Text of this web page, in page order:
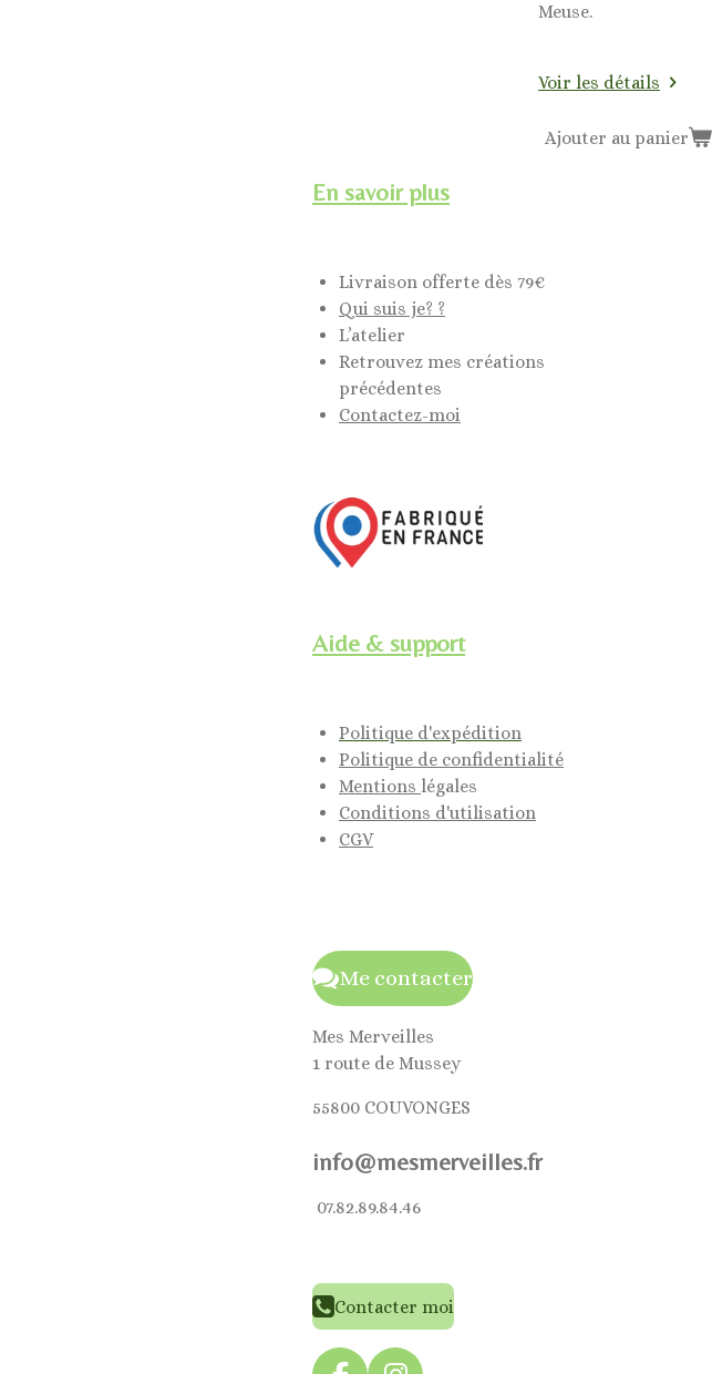
Meuse.
Voir les détails
Ajouter au panier
En savoir plus
Livraison offerte dès 79€
Qui suis je? ?
L’atelier
Retrouvez mes créations
précédentes
Contactez-moi
Aide & support
Politique d'expédition
Politique de confidentialité
Mentions légales
Conditions d'utilisation
CGV
Me contacter
Mes Merveilles
1 route de Mussey
55800 COUVONGES
info@mesmerveilles.fr
07.82.89.84.46
Contacter moi